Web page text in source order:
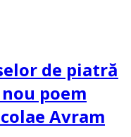
de piatră
poem
Avram